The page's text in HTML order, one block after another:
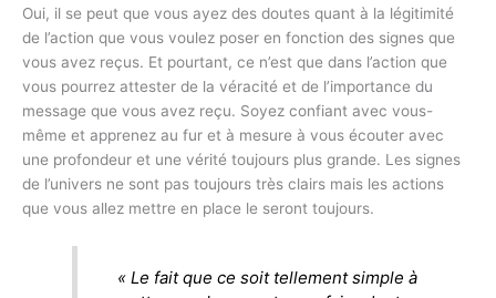
Oui, il se peut que vous ayez des doutes quant à la légitimité
de l’action que vous voulez poser en fonction des signes que
vous avez reçus. Et pourtant, ce n’est que dans l’action que
vous pourrez attester de la véracité et de l’importance du
message que vous avez reçu. Soyez confiant avec vous-
même et apprenez au fur et à mesure à vous écouter avec
une profondeur et une vérité toujours plus grande. Les signes
de l’univers ne sont pas toujours très clairs mais les actions
que vous allez mettre en place le seront toujours.
« Le fait que ce soit tellement simple à